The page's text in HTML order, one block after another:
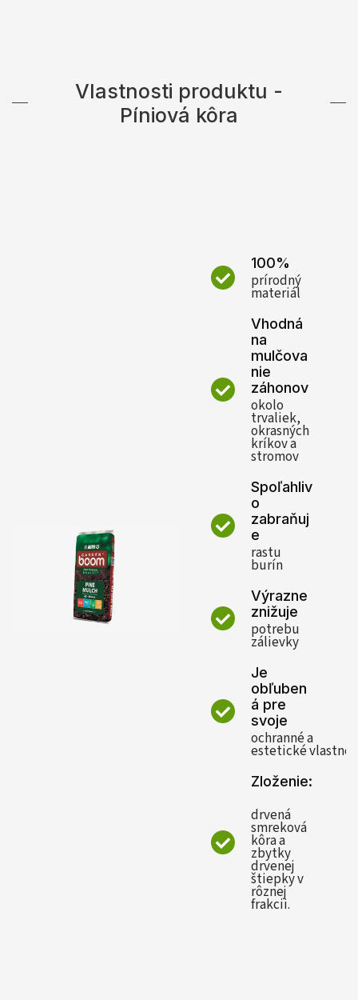
Vlastnosti produktu -
Píniová kôra
100%
prírodný
materiál
Vhodná
na
mulčova
nie
záhonov
okolo
trvaliek,
okrasných
kríkov a
stromov
Spoľahliv
o
zabraňuj
e
rastu
burín
Výrazne
znižuje
potrebu
zálievky
Je
obľuben
á pre
svoje
ochranné a
estetické
Zloženie:
drvená
smreková
kôra a
zbytky
drvenej
štiepky v
rôznej
frakcii.